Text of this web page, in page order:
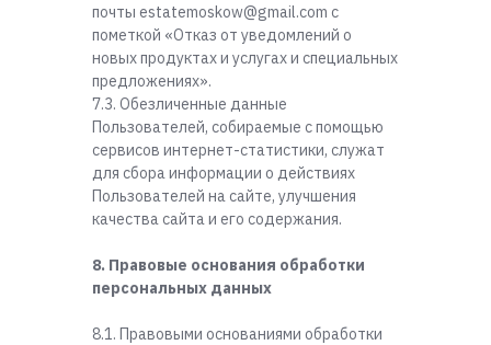
почты estatemoskow@gmail.com с
пометкой «Отказ от уведомлений о
новых продуктах и услугах и специальных
предложениях».
7.3. Обезличенные данные
Пользователей, собираемые с помощью
сервисов интернет-статистики, служат
для сбора информации о действиях
Пользователей на сайте, улучшения
качества сайта и его содержания.
8. Правовые основания обработки
персональных данных
8.1. Правовыми основаниями обработки